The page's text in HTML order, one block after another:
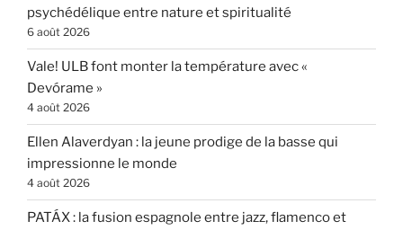
psychédélique entre nature et spiritualité
6 août 2026
Vale! ULB font monter la température avec «
Devórame »
4 août 2026
Ellen Alaverdyan : la jeune prodige de la basse qui
impressionne le monde
4 août 2026
PATÁX : la fusion espagnole entre jazz, flamenco et